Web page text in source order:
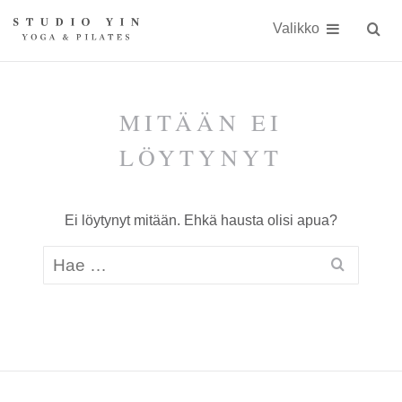
sisällöön
Studio
Studio
Yin
kokonaisvaltaiseen
kehonhuoltoon
jooga-
Pilates-
keskellä
Valikko
Hae
MITÄÄN EI
LÖYTYNYT
Ei löytynyt mitään. Ehkä hausta olisi apua?